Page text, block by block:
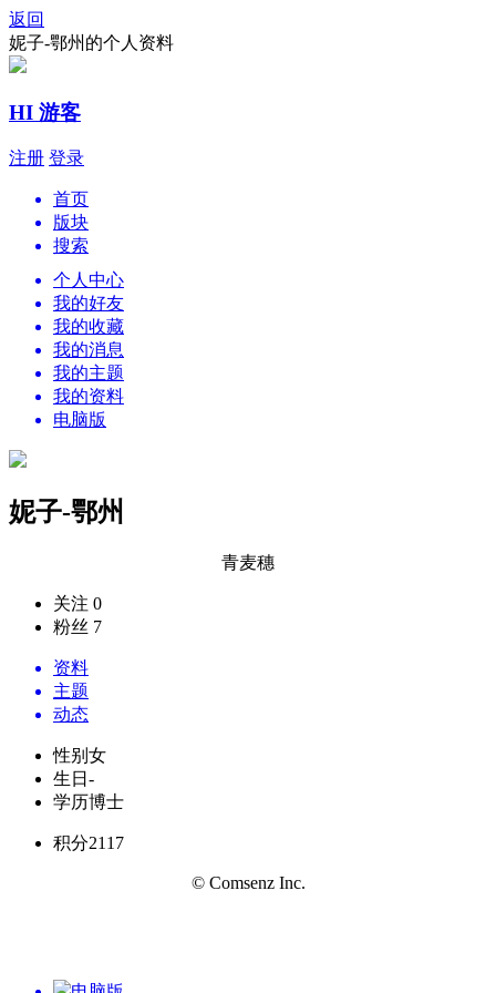
返回
妮子-鄂州的个人资料
HI 游客
注册 登录
首页
版块
搜索
个人中心
我的好友
我的收藏
我的消息
我的主题
我的资料
电脑版
妮子-鄂州
青麦穗
关注 0
粉丝 7
资料
主题
动态
性别 女
生日 -
学历博士
积分2117
© Comsenz Inc.